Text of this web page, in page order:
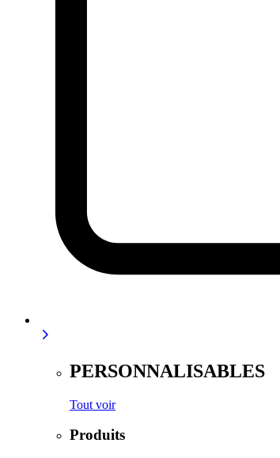
PERSONNALISABLES
Tout voir
Produits